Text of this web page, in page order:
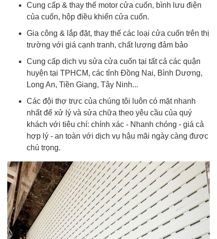
Cung cấp & thay thế motor cửa cuốn, bình lưu điện
của cuốn, hộp điều khiển cửa cuốn.
Gia công & lắp đặt, thay thế các loại cửa cuốn trên thị
trường với giá cạnh tranh, chất lượng đảm bảo
Cung cấp dịch vụ sửa cửa cuốn tại tất cả các quận
huyện tại TPHCM, các tỉnh Đồng Nai, Bình Dương,
Long An, Tiền Giang, Tây Ninh...
Các đội thợ trực của chúng tôi luôn có mặt nhanh
nhất để xử lý và sửa chữa theo yêu cầu của quý
khách với tiêu chí: chính xác - Nhanh chóng - giá cả
hợp lý - an toàn với dịch vụ hậu mãi ngày càng được
chú trọng.